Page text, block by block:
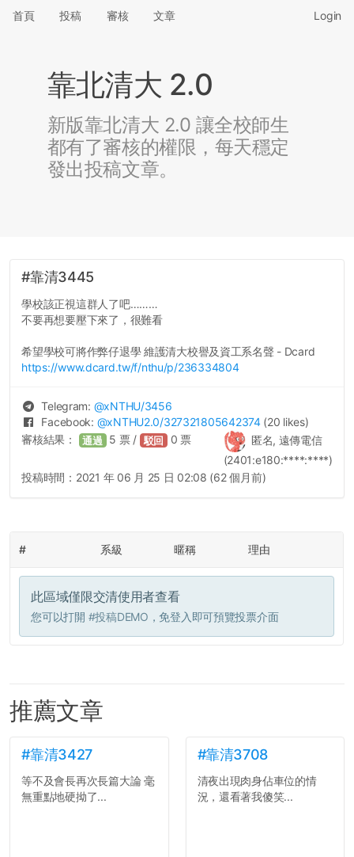
首頁 投稿 審核 文章 Login
靠北清大 2.0
新版靠北清大 2.0 讓全校師生
都有了審核的權限，每天穩定
發出投稿文章。
#靠清3445
學校該正視這群人了吧………
不要再想要壓下來了，很難看
希望學校可將作弊仔退學 維護清大校譽及資工系名聲 - Dcard
https://www.dcard.tw/f/nthu/p/236334804
Telegram: @xNTHU/3456
Facebook: @xNTHU2.0/327321805642374 (20 likes)
匿名, 遠傳電信
(2401:e180:****:****)
審核結果： 通過 5 票 / 駁回 0 票
投稿時間： 2021 年 06 月 25 日 02:08 (62 個月前)
# 系級 暱稱 理由
此區域僅限交清使用者查看
您可以打開 #投稿DEMO ，免登入即可預覽投票介面
推薦文章
#靠清3427
等不及會長再次長篇大論 毫
無重點地硬拗了...
#靠清3708
清夜出現肉身佔車位的情
況，還看著我傻笑...